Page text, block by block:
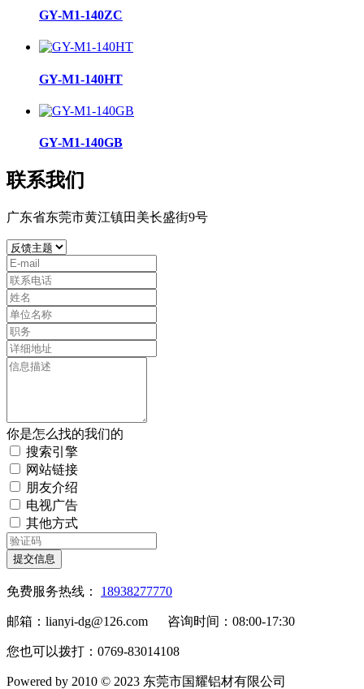
GY-M1-140ZC
GY-M1-140HT
GY-M1-140GB
联系我们
广东省东莞市黄江镇田美长盛街9号
你是怎么找的我们的
搜索引擎
网站链接
朋友介绍
电视广告
其他方式
提交信息
免费服务热线： 18938277770
邮箱：lianyi-dg@126.com 咨询时间：08:00-17:30
您也可以拨打：0769-83014108
Powered by 2010 © 2023 东莞市国耀铝材有限公司